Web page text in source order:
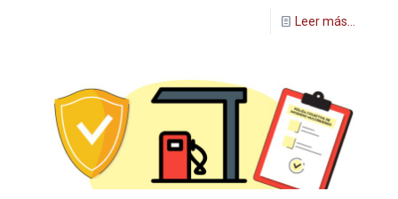
Leer más...